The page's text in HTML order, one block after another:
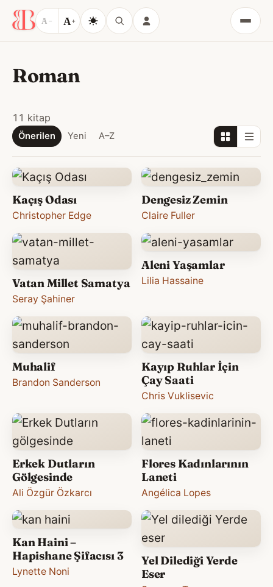
A − A+
Menü
Roman
11 kitap
Önerilen Yeni A–Z
Kaçış Odası
Christopher Edge
Dengesiz Zemin
Claire Fuller
Vatan Millet Samatya
Seray Şahiner
Aleni Yaşamlar
Lilia Hassaine
Muhalif
Brandon Sanderson
Kayıp Ruhlar İçin
Çay Saati
Chris Vuklisevic
Erkek Dutların
Gölgesinde
Ali Özgür Özkarcı
Flores Kadınlarının
Laneti
Angélica Lopes
Kan Haini –
Hapishane Şifacısı 3
Lynette Noni
Yel Dilediği Yerde
Eser